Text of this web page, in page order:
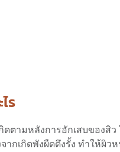
ร
ดตามหลังการอักเสบขอ
กเกิดพังผืดดึงรั้ง ทำให้ผิ